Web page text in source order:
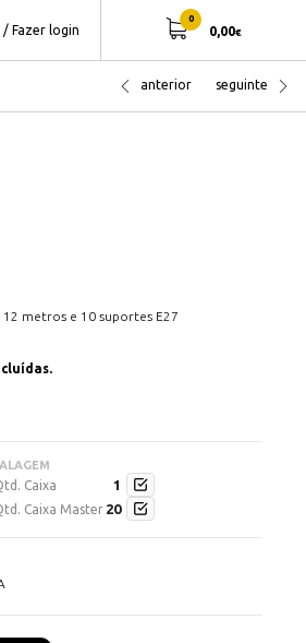
/ Fazer login
0
0,00€
anterior seguinte
metros e 10 suportes E27
Caixa 1
Caixa Master 20